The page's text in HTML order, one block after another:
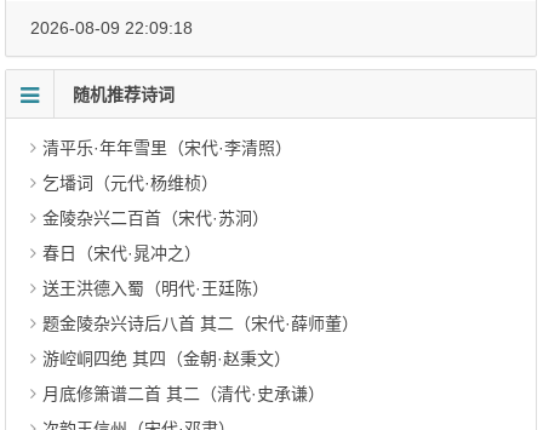
2026-08-09 22:09:18
随机推荐诗词
清平乐·年年雪里（宋代·李清照）
乞墦词（元代·杨维桢）
金陵杂兴二百首（宋代·苏泂）
春日（宋代·晁冲之）
送王洪德入蜀（明代·王廷陈）
题金陵杂兴诗后八首 其二（宋代·薛师董）
游崆峒四绝 其四（金朝·赵秉文）
月底修箫谱二首 其二（清代·史承谦）